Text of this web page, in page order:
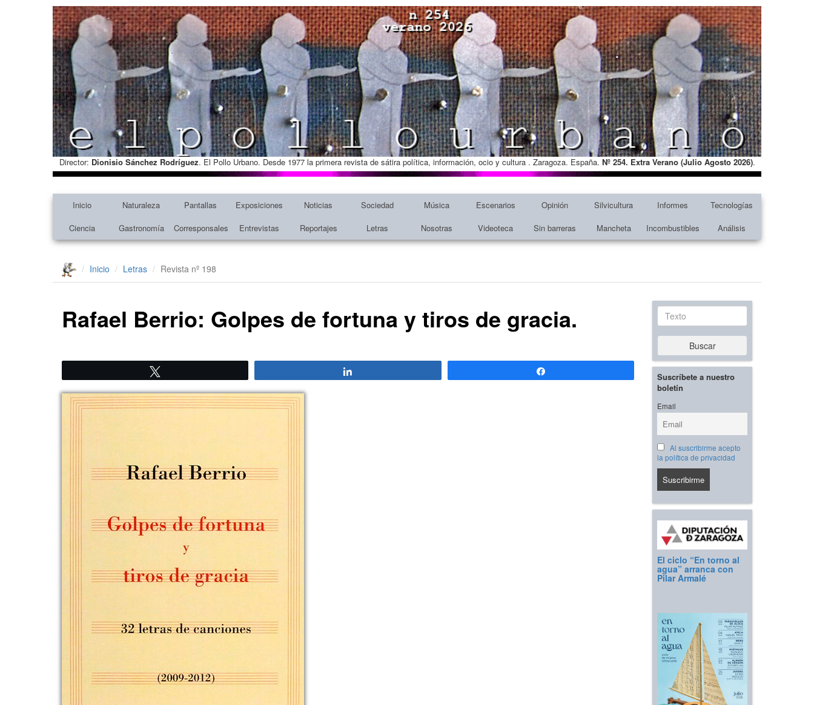
Director: Dionisio Sánchez Rodríguez. El Pollo Urbano. Desde 1977 la primera revista de sátira política, información, ocio y cultura . Zaragoza. España. Nº 254. Extra Verano (Julio Agosto 2026).
Inicio Naturaleza Pantallas Exposiciones Noticias Sociedad Música Escenarios Opinión Silvicultura Informes
Tecnologías
Ciencia
Gastronomía Corresponsales Entrevistas Reportajes Letras Nosotras Videoteca Sin barreras Mancheta Incombustibles Análisis
Inicio Letras Revista nº 198
Rafael Berrio: Golpes de fortuna y tiros de gracia. Texto
Buscar
Suscríbete a nuestro
boletín
Email
Al suscribirme acepto
la política de privacidad
El ciclo “En torno al
agua” arranca con
Pilar Armalé